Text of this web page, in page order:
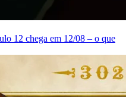
12 chega em 12/08 – o que